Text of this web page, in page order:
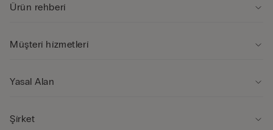
Ürün rehberi̇
Müşteri̇ hi̇zmetleri̇
Yasal Alan
Şi̇rket